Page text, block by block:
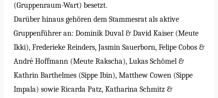
(Gruppenraum-Wart) besetzt.
Darüber hinaus gehören dem Stammesrat als aktive
Gruppenführer an: Dominik Duval & David Kaiser (Meute
Ikki), Frederieke Reinders, Jasmin Sauerborn, Felipe Cobos &
André Hoffmann (Meute Rakscha), Lukas Schömel &
Kathrin Barthelmes (Sippe Ibin), Matthew Cowen (Sippe
Impala) sowie Ricarda Patz, Katharina Schmitz &